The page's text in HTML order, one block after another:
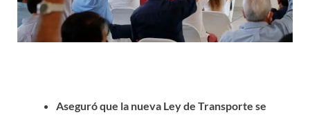
Aseguró que la nueva Ley de Transporte se